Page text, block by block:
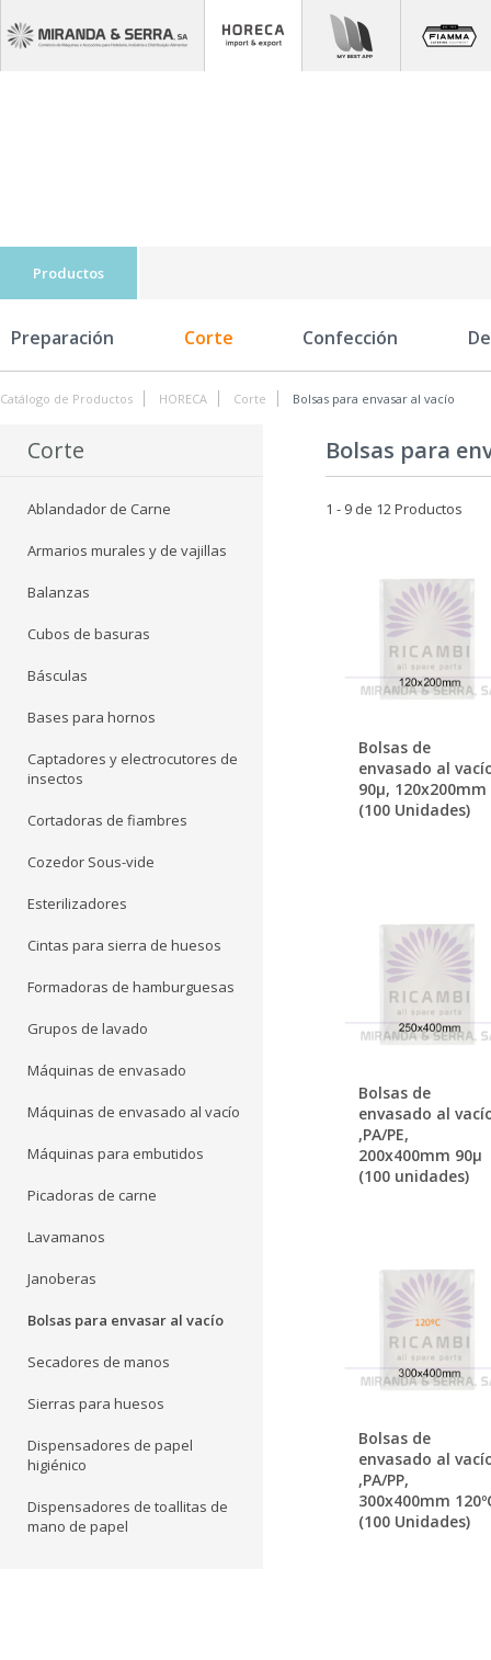
Productos
Preparación Corte Confección
Catálogo de Productos HORECA Corte Bolsas para envasar al vacío
Corte
Ablandador de Carne
Armarios murales y de vajillas
Balanzas
Cubos de basuras
Básculas
Bases para hornos
Captadores y electrocutores de
insectos
Cortadoras de fiambres
Cozedor Sous-vide
Esterilizadores
Cintas para sierra de huesos
Formadoras de hamburguesas
Grupos de lavado
Máquinas de envasado
Máquinas de envasado al vacío
Máquinas para embutidos
Picadoras de carne
Lavamanos
Janoberas
Bolsas para envasar al vacío
Secadores de manos
Sierras para huesos
Dispensadores de papel
higiénico
Dispensadores de toallitas de
mano de papel
Bolsas para
1 - 9 de 12 Productos
Bolsas de
envasado al
90µ, 120x200mm
(100 Unidades)
Bolsas de
envasado al
,PA/PE,
200x400mm 90µ
(100 unidades)
Bolsas de
envasado al
,PA/PP,
300x400mm
(100 Unidades)